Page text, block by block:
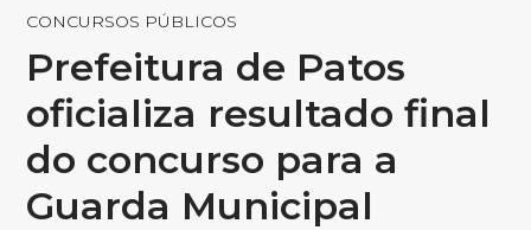
CONCURSOS PÚBLICOS
Prefeitura de Patos
oficializa resultado final
do concurso para a
Guarda Municipal